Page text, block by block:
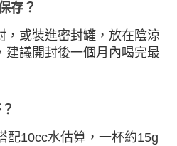
存？
，或裝進密封罐，放在陰涼
建議開封後一個月內喝完最
配10cc水估算，一杯約15g